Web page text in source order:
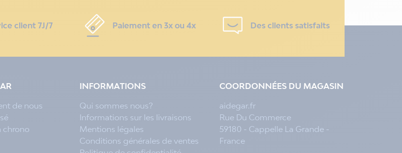
client 7J/7 Paiement en 3x ou 4x Des clients satisfaits
de nous
chrono
INFORMATIONS
Qui sommes nous?
Informations sur les livraisons
Mentions légales
Conditions générales de ventes
COORDONNÉES DU MAGASIN
aidegar.fr
Rue Du Commerce
59180 - Cappelle La Grande -
France